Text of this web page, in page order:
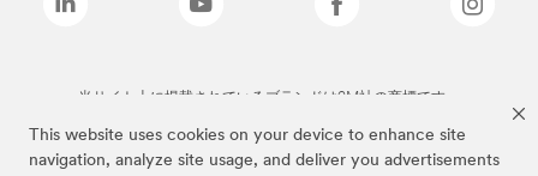
This website uses cookies on your device to enhance site
navigation, analyze site usage, and deliver you advertisements
当サイト上に掲載されているブランドは3M社の商標です。